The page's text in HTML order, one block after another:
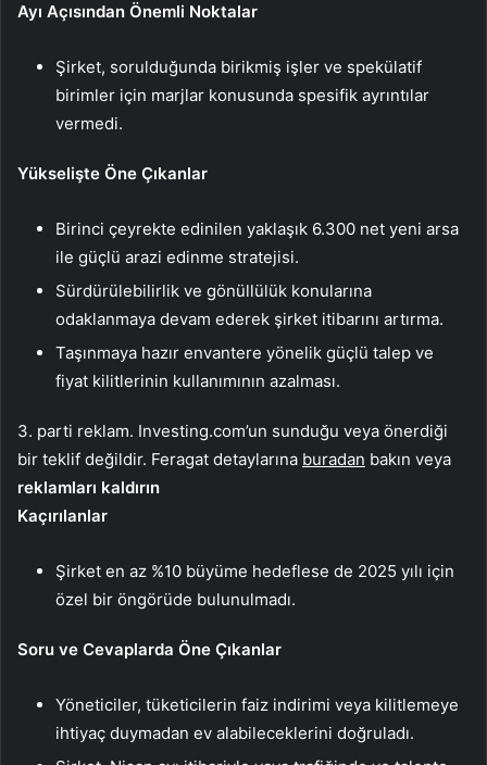
Ayı Açısından Önemli Noktalar
Şirket, sorulduğunda birikmiş işler ve spekülatif
birimler için marjlar konusunda spesifik ayrıntılar
vermedi.
Yükselişte Öne Çıkanlar
Birinci çeyrekte edinilen yaklaşık 6.300 net yeni arsa
ile güçlü arazi edinme stratejisi.
Sürdürülebilirlik ve gönüllülük konularına
odaklanmaya devam ederek şirket itibarını artırma.
Taşınmaya hazır envantere yönelik güçlü talep ve
fiyat kilitlerinin kullanımının azalması.
3. parti reklam. Investing.com’un sunduğu veya önerdiği
bir teklif değildir. Feragat detaylarına buradan bakın veya
reklamları kaldırın
Kaçırılanlar
Şirket en az %10 büyüme hedeflese de 2025 yılı için
özel bir öngörüde bulunulmadı.
Soru ve Cevaplarda Öne Çıkanlar
Yöneticiler, tüketicilerin faiz indirimi veya kilitlemeye
ihtiyaç duymadan ev alabileceklerini doğruladı.